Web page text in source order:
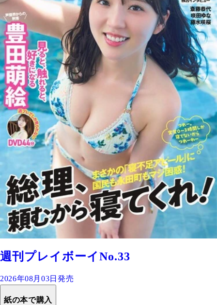
週刊プレイボーイNo.33
2026年08月03日発売
紙の本で購入